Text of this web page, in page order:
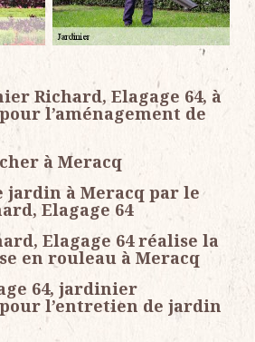
Richard, Elagage 64, à
l’aménagement de
à Meracq
jardin à Meracq par le
Elagage 64
Elagage 64 réalise la
en rouleau à Meracq
64, jardinier
l’entretien de jardin